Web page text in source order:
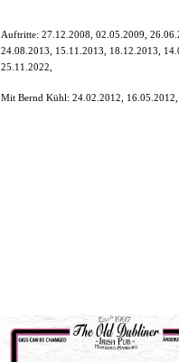
Auftritte:27.12.2008, 02.05.2009,
24.08.2013, 15.11.2013, 18.12.2013,
25.11.2022,
Mit Bernd Kühl: 24.02.2012,